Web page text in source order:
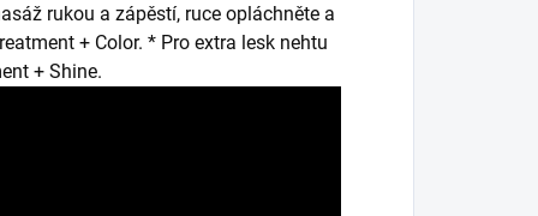
rukou a zápěstí, ruce opláchněte a
+ Color. * Pro extra lesk nehtu
+ Shine.